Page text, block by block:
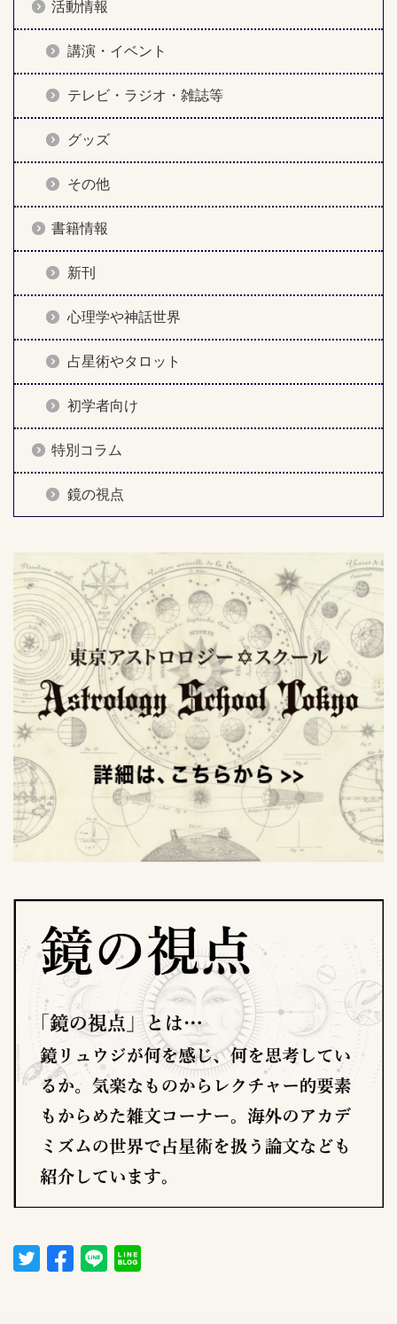
活動情報
講演・イベント
テレビ・ラジオ・雑誌等
グッズ
その他
書籍情報
新刊
心理学や神話世界
占星術やタロット
初学者向け
特別コラム
鏡の視点